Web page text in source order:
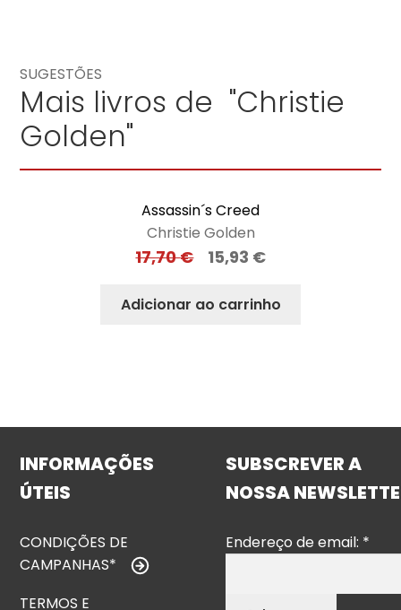
SUGESTÕES
Mais livros de "Christie
Golden"
Assassin´s Creed
Christie Golden
17,70€ 15,93 €
Adicionar ao carrinho
INFORMAÇÕES
ÚTEIS
CONDIÇÕES DE
CAMPANHAS*
TERMOS E
SUBSCREVER A
NOSSA
Endereço de email: *